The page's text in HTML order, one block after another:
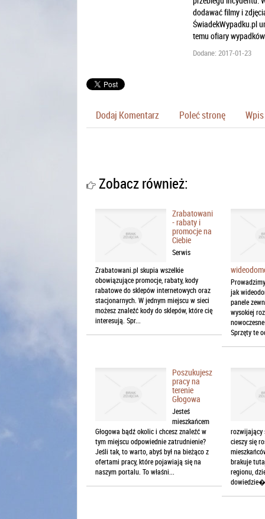
dodawać filmy i
ŚwiadekWypadku.pl
temu ofiary
Dodane: 2017-01-23
Dodaj Komentarz Poleć stronę
Zobacz również:
Zrabatowani
- rabaty i
promocje na
Ciebie
Serwis
Zrabatowani.pl skupia wszelkie
obowiązujące promocje, rabaty, kody
rabatowe do sklepów internetowych oraz
stacjonarnych. W jednym miejscu w sieci
możesz znaleźć kody do sklepów, które cię
interesują. Spr...
jak
panele
wysokiej
Sprzęty te
Poszukujesz
pracy na
terenie
Głogowa
Jesteś
mieszkańcem
Głogowa bądź okolic i chcesz znaleźć w
tym miejscu odpowiednie zatrudnienie?
Jeśli tak, to warto, abyś był na bieżąco z
ofertami pracy, które pojawiają się na
naszym portalu. To właśni...
rozwijający
cieszy się
brakuje
regionu,